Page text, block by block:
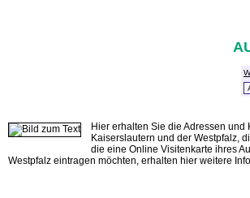
Hier erhalten Sie die Adressen
Kaiserslautern und der Westpfalz,
die eine Online Visitenkarte ihres
Westpfalz eintragen möchten, erhalten hier weitere